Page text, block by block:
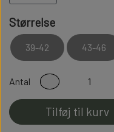
Høj kvalitet er
Modstandsdygtige
Sidder perfekt på
Fladsømmet for
Størrelse
39-42 43-46
Antal
Tilføj til kurv